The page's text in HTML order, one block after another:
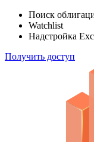
Поиск
Watchlist
Надстройка
Получить доступ